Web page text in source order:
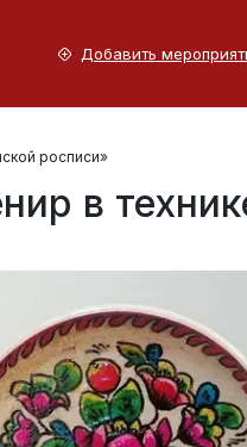
Добавить
росписи»
в